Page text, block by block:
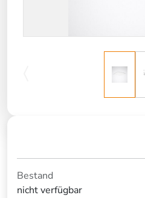
Bestand
nicht verfügbar